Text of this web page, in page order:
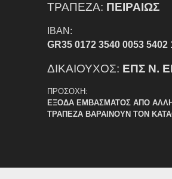
ΤΡΑΠΕΖΑ: ΠΕΙΡΑΙΩΣ
IBAN:
GR35 0172 3540 0053 5402
ΔΙΚΑΙΟΥΧΟΣ: ΕΠΣ Ν.
ΠΡΟΣΟΧΗ:
ΕΞΟΔΑ ΕΜΒΑΣΜΑΤΟΣ ΑΠΟ ΑΛΛΗ
ΤΡΑΠΕΖΑ ΒΑΡΑΙΝΟΥΝ ΤΟΝ